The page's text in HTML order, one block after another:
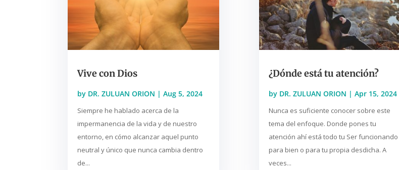
Vive con Dios
by DR. ZULUAN ORION |Aug 5, 2024
Siempre he hablado acerca de la
impermanencia de la vida y de nuestro
entorno, en cómo alcanzar aquel punto
neutral y único que nunca cambia dentro
de...
¿Dónde está tu atención?
by DR. ZULUAN ORION | Apr 15, 2024
Nunca es suficiente conocer sobre este
tema del enfoque. Donde pones tu
atención ahí está todo tu Ser funcionando
para bien o para tu propia desdicha. A
veces...